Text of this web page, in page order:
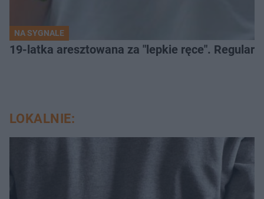
NA SYGNALE
19-latka aresztowana za "lepkie ręce".
LOKALNIE: